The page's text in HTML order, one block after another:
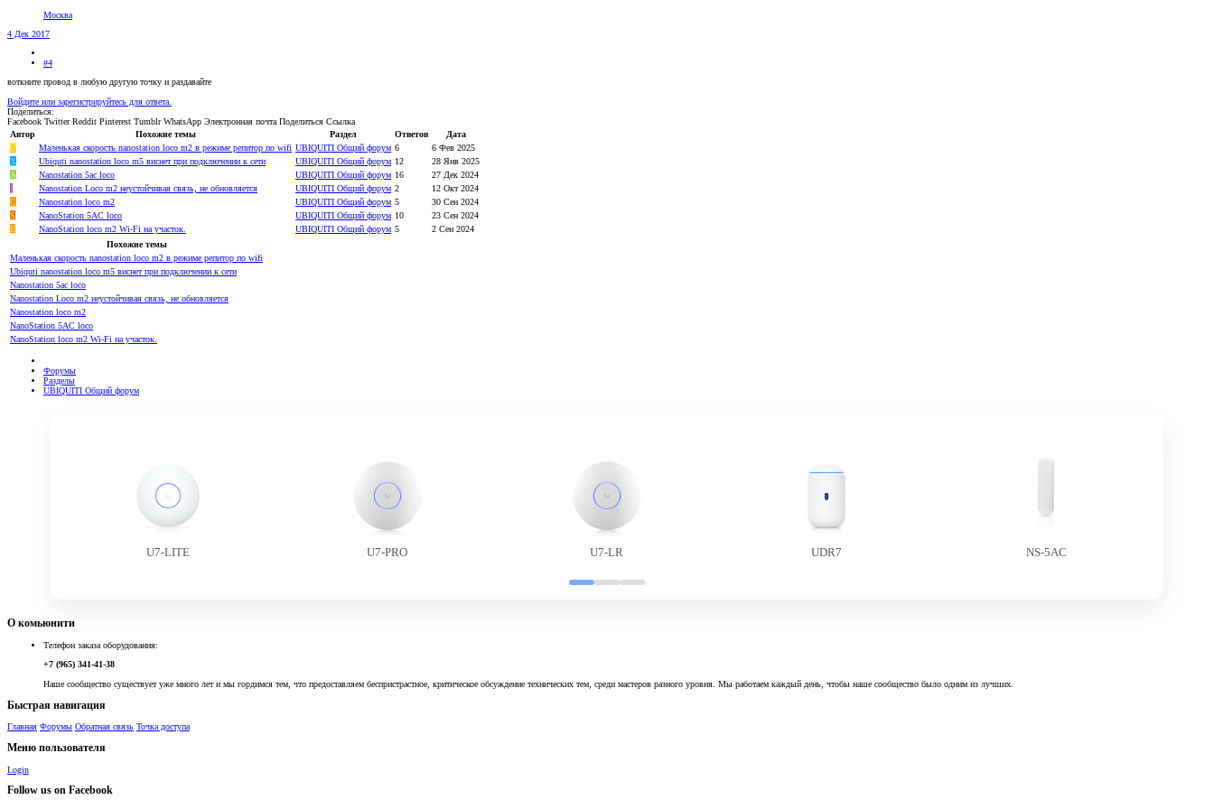
Москва
4 Дек 2017
#4
воткните провод в любую другую точку и раздавайте
Войдите или зарегистрируйтесь для ответа.
Поделиться:
Facebook Twitter Reddit Pinterest Tumblr WhatsApp Электронная почта Поделиться Ссылка
Автор
Похожие темы Раздел Ответов
Дата
A
Маленькая скорость nanostation loco m2 в режиме репитор по wifi UBIQUITI Общий форум 6
6 Фев 2025
Х
Ubiquti nanostation loco m5 виснет при подключении к сети UBIQUITI Общий форум 12
28 Янв 2025
А
Nanostation 5ac loco UBIQUITI Общий форум 16
27 Дек 2024
I
Nanostation Loco m2 неустойчивая связь, не обновляется UBIQUITI Общий форум 2
12 Окт 2024
C
Nanostation loco m2 UBIQUITI Общий форум 5
30 Сен 2024
S
NanoStation 5AC loco UBIQUITI Общий форум 10
23 Сен 2024
E
NanoStation loco m2 Wi-Fi на участок. UBIQUITI Общий форум 5
2 Сен 2024
Похожие темы
Маленькая скорость nanostation loco m2 в режиме репитор по wifi
Ubiquti nanostation loco m5 виснет при подключении к сети
Nanostation 5ac loco
Nanostation Loco m2 неустойчивая связь, не обновляется
Nanostation loco m2
NanoStation 5AC loco
NanoStation loco m2 Wi-Fi на участок.
Форумы
Разделы
UBIQUITI Общий форум
U7-LITE U7-PRO U7-LR UDR7 NS-5AC
О комьюнити
Телефон заказа оборудования:
+7 (965) 341-41-38
Наше сообщество существует уже много лет и мы гордимся тем, что предоставляем беспристрастное, критическое обсуждение технических тем, среди мастеров разного уровня. Мы работаем каждый день, чтобы наше сообщество было одним из лучших.
Быстрая навигация
Главная Форумы Обратная связь Точка доступа
Меню пользователя
Login
Follow us on Facebook